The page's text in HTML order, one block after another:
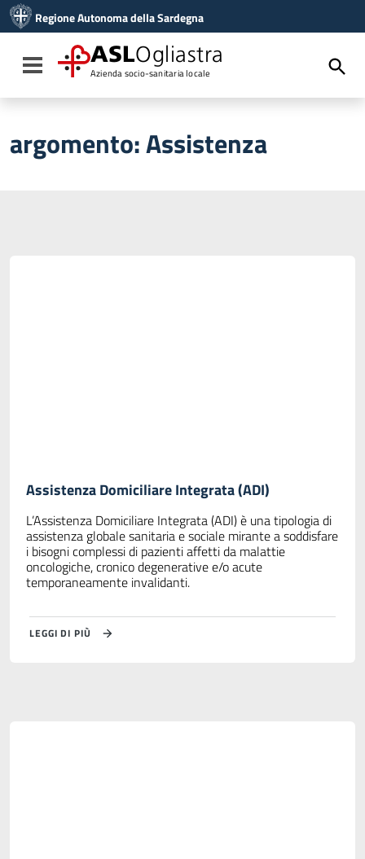
Vai al menu di navigazione
Vai al footer
Regione Autonoma della Sardegna
Toggle navigation
ASLOgliastra
Azienda socio-sanitaria locale
argomento:Assistenza
Assistenza Domiciliare Integrata (ADI)
L’Assistenza Domiciliare Integrata (ADI) è una tipologia di
assistenza globale sanitaria e sociale mirante a soddisfare
i bisogni complessi di pazienti affetti da malattie
oncologiche, cronico degenerative e/o acute
temporaneamente invalidanti.
LEGGI DI PIÙ